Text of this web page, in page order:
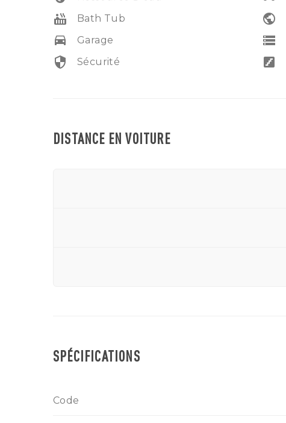
hot_tub Bath Tub public
drive_eta Garage storage
security Sécurité stairs
DISTANCE EN VOITURE
SPÉCIFICATIONS
Code